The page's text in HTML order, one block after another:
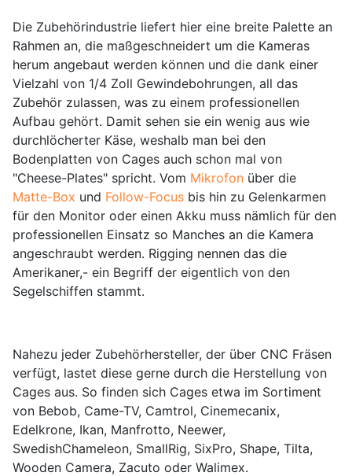
Die Zubehörindustrie liefert hier eine breite Palette an
Rahmen an, die maßgeschneidert um die Kameras
herum angebaut werden können und die dank einer
Vielzahl von 1/4 Zoll Gewindebohrungen, all das
Zubehör zulassen, was zu einem professionellen
Aufbau gehört. Damit sehen sie ein wenig aus wie
durchlöcherter Käse, weshalb man bei den
Bodenplatten von Cages auch schon mal von
"Cheese-Plates" spricht. Vom Mikrofon über die
Matte-Box und Follow-Focus bis hin zu Gelenkarmen
für den Monitor oder einen Akku muss nämlich für den
professionellen Einsatz so Manches an die Kamera
angeschraubt werden. Rigging nennen das die
Amerikaner,- ein Begriff der eigentlich von den
Segelschiffen stammt.
Nahezu jeder Zubehörhersteller, der über CNC Fräsen
verfügt, lastet diese gerne durch die Herstellung von
Cages aus. So finden sich Cages etwa im Sortiment
von Bebob, Came-TV, Camtrol, Cinemecanix,
Edelkrone, Ikan, Manfrotto, Neewer,
SwedishChameleon, SmallRig, SixPro, Shape, Tilta,
Wooden Camera, Zacuto oder Walimex.